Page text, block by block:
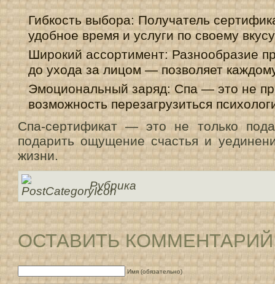
Гибкость выбора: Получатель
удобное время и услуги по своему
Широкий ассортимент: Разнообразие
до ухода за лицом — позволяет
Эмоциональный заряд: Спа — это не
возможность перезагрузиться
Спа-сертификат — это не только
подарить ощущение счастья и
жизни.
Рубрика
ОСТАВИТЬ КОММЕНТАРИЙ
Имя (обязательно)